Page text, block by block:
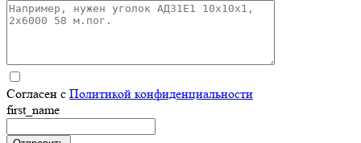
Согласен с Политикой конфиденциальности
first_name